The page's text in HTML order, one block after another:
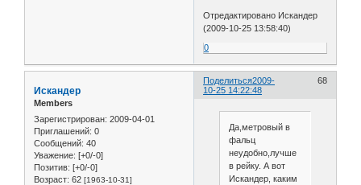
Отредактировано Искандер
(2009-10-25 13:58:40)
0
Поделиться 68
2009-
10-25 14:22:48
Искандер
Members
Зарегистрирован: 2009-04-01
Приглашений: 0
Сообщений: 40
Уважение: [+0/-0]
Позитив: [+0/-0]
Возраст: 62 [1963-10-31]
Да,метровый в
фальц
неудобно,лучше
в рейку. А вот
Искандер, каким